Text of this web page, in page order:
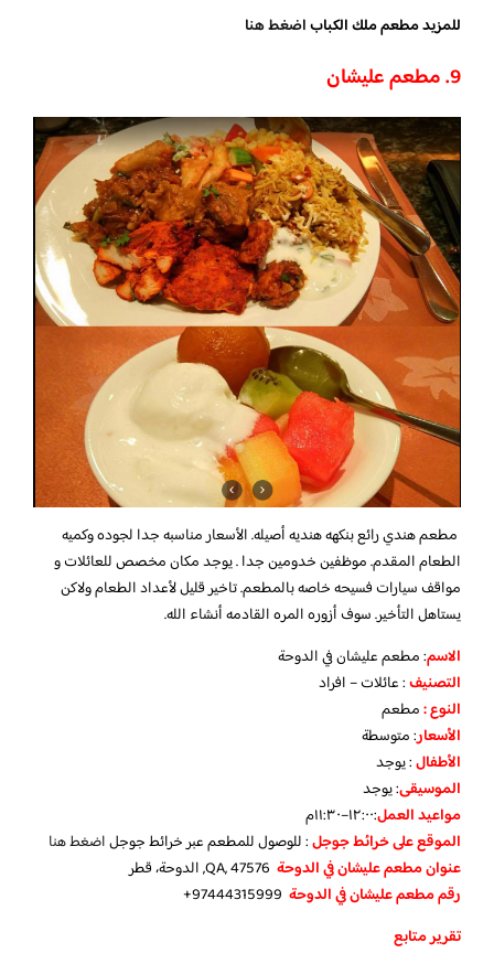
للمزيد مطعم ملك الكباباضغط هنا
9. مطعم عليشان
مطعم هندي رائع بنكهه هنديه أصيله. الأسعار مناسبه جدا لجوده وكميه
الطعام المقدم. موظفين خدومين جدا . يوجد مكان مخصص للعائلات و
مواقف سيارات فسيحه خاصه بالمطعم. تاخير قليل لأعداد الطعام ولاكن
يستاهل التأخير. سوف أزوره المره القادمه أنشاء الله.
الاسم: مطعم عليشان في الدوحة
التصنيف: عائلات – افراد
النوع :مطعم
الأسعار:متوسطة
الأطفال:يوجد
الموسيقى:يوجد
مواعيد العمل:١٢:٠٠–١١:٣٠م
الموقع على خرائط جوجل: للوصول للمطعم عبر خرائط جوجلاضغط هنا
عنوان مطعم عليشان في الدوحة QA, 47576, الدوحة، قطر
رقم مطعم عليشان في الدوحة 97444315999+
تقرير متابع